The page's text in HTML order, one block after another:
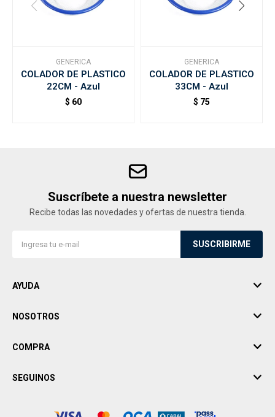
GENERICA
COLADOR DE PLASTICO
22CM - Azul
$ 60
GENERICA
COLADOR DE PLASTICO
33CM - Azul
$ 75
Suscríbete a nuestra newsletter
Recibe todas las novedades y ofertas de nuestra tienda.
SUSCRIBIRME
AYUDA
NOSOTROS
COMPRA
SEGUINOS